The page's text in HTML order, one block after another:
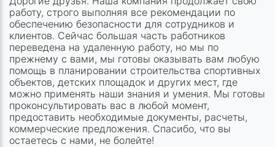
работу, строго выполняя все рекомендации по
обеспечению безопасности для сотрудников и
клиентов. Сейчас большая часть работников
переведена на удаленную работу, но мы по
прежнему с вами, мы готовы оказывать вам любую
помощь в планировании строительства спортивных
объектов, детских площадок и других мест, где
можно применять наши знания и умения. Мы готовы
проконсультировать вас в любой момент,
предоставить необходимые документы, расчеты,
коммерческие предложения. Спасибо, что вы
остаетесь с нами, не болейте!